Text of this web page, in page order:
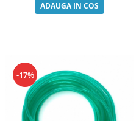
ADAUGA IN COS
-17%